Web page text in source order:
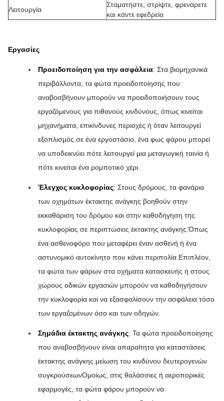
Λειτουργία
Σταματήστε, στρίψτε, φρενάρετε
και κάντε εφεδρεία
Εργασίες
Προειδοποίηση για την ασφάλεια: Στα βιομηχανικά
περιβάλλοντα, τα φώτα προειδοποίησης που
αναβοσβήνουν μπορούν να προειδοποιήσουν τους
εργαζόμενους για πιθανούς κινδύνους, όπως κινείται
μηχανήματα, επικίνδυνες περιοχές ή όταν λειτουργεί
εξοπλισμός.σε ένα εργοστάσιο, ένα φως φάρου μπορεί
να υποδεικνύει πότε λειτουργεί μια μεταγωγική ταινία ή
πότε κινείται ένα ρομποτικό χέρι.
Έλεγχος κυκλοφορίας: Στους δρόμους, τα φανάρια
των οχημάτων έκτακτης ανάγκης βοηθούν στην
εκκαθάριση του δρόμου και στην καθοδήγηση της
κυκλοφορίας σε περιπτώσεις έκτακτης ανάγκης.Όπως
ένα ασθενοφόρο που μεταφέρει έναν ασθενή ή ένα
αστυνομικό αυτοκίνητο που κάνει περιπολία.Επιπλέον,
τα φώτα των φάρων στα οχήματα κατασκευής ή στους
χώρους οδικών εργασιών μπορούν να καθοδηγήσουν
την κυκλοφορία και να εξασφαλίσουν την ασφάλεια τόσο
των εργαζομένων όσο και των οδηγών.
Σημάδια έκτακτης ανάγκης: Τα φώτα προειδοποίησης
που αναβοσβήνουν είναι απαραίτητα για καταστάσεις
έκτακτης ανάγκης.μείωση του κινδύνου δευτερογενών
συγκρούσεωνΟμοίως, στις θαλάσσιες ή αεροπορικές
εφαρμογές, τα φώτα φάρου μπορούν να